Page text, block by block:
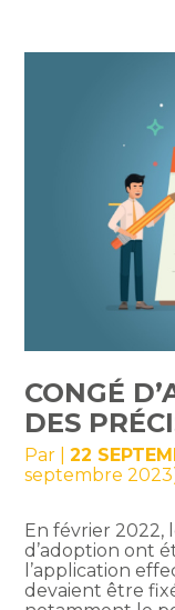
CONGÉ
DES
Par |22
septembre
En février 2022,
d’adoption ont
l’application
devaient être